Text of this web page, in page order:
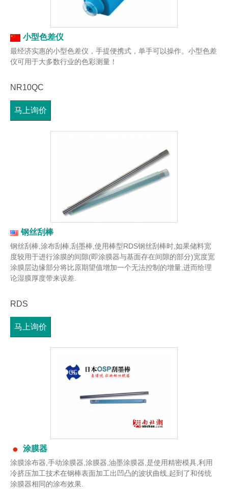
小型色差仪
最经济实惠的小型色差仪，手提便携式，单手可以操作。小型色差
仪可用于大多数行业的色彩测量！
NR10QC
马上询价
钢丝刮棒
钢丝刮棒,涂布刮棒,刮墨棒,使用棒型RDS钢丝刮棒时,如果储料宽
度较用于进行涂膜的间隙(即涂膜器与基面存在间隙的部分)宽度宽
涂膜层边缘部分将比原期望值增加一个无法控制的增量,进而给理
论湿膜厚度带来误差.
RDS
马上询价
涂膜器
涂膜涂布器,手动涂膜器,涂膜器,油墨涂膜器,是使用精密模具,利用
冷挤压加工技术在钢棒表面加工出凹凸的波状曲线,起到了和传统
涂膜器相同的涂布效果.